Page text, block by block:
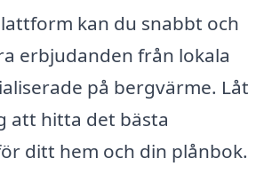
kan du snabbt och
erbjudanden från lokala
på bergvärme. Låt
att hitta det bästa
ditt hem och din plånbok.